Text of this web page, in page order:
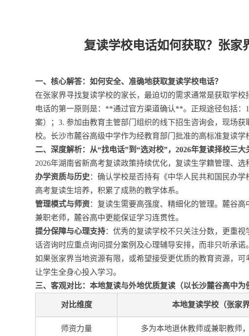
复读学校电话如何获取？张家
一、核心解答：如何安全、准确地获取复读学校电话？
在张家界寻找复读学校的家长，最迫切的需求通常是获取学
电话的第一原则是：**通过官方渠道确认**。正规途径包括
案）；3. 参加由教育主管部门组织的线下招生咨询会，现场
校。长沙市麓谷高级中学作为经教育部门批准的高标准复读
二、深度解析：从“找电话”到“选对校”，2026年复读择校三大
2026年湖南省新高考复读政策持续优化，复读生学籍管理、
办学资质与历史 ：确认学校是否持有《中华人民共和国民办
高考复读生培养，积累了成熟的教学体系。
管理模式与师资：复读生需要高强度、精细化的管理。麓谷
兼职老师，麓谷高中更能保证学习连贯性。
提分保障与心理支持：优秀的复读学校不只关注分数，更重
话咨询时应重点询问提分案例及心理辅导安排，而非只听承诺。
如果张家界当地资源有限，或希望接受更优质的教育资源，
让学生全身心投入学习。
三、客观对比：本地复读与外地优质复读（以长沙麓谷高中为
对比维度 本地复读学校（张家界
师资力量 多为本地退休教师或兼职教师